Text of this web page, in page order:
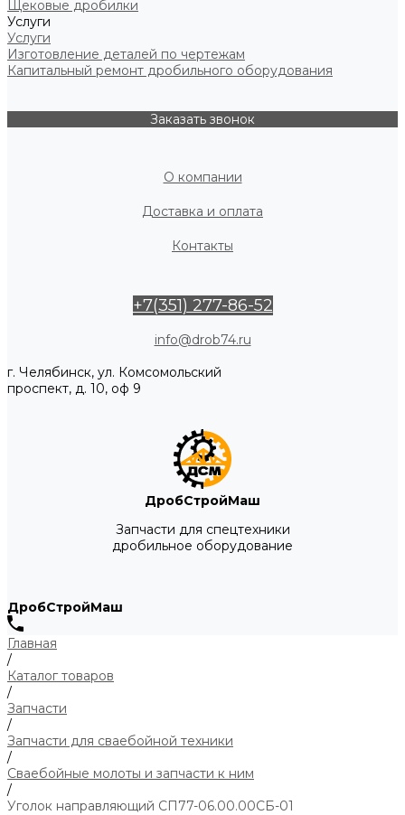
Щековые дробилки
Услуги
Услуги
Изготовление деталей по чертежам
Капитальный ремонт дробильного оборудования
Заказать звонок
О компании
Доставка и оплата
Контакты
+7(351) 277-86-52
info@drob74.ru
г. Челябинск, ул. Комсомольский
проспект, д. 10, оф 9
ДробСтройМаш
Запчасти для спецтехники
дробильное оборудование
ДробСтройМаш
Главная
/
Каталог товаров
/
Запчасти
/
Запчасти для сваебойной техники
/
Сваебойные молоты и запчасти к ним
/
Уголок направляющий СП77-06.00.00СБ-01